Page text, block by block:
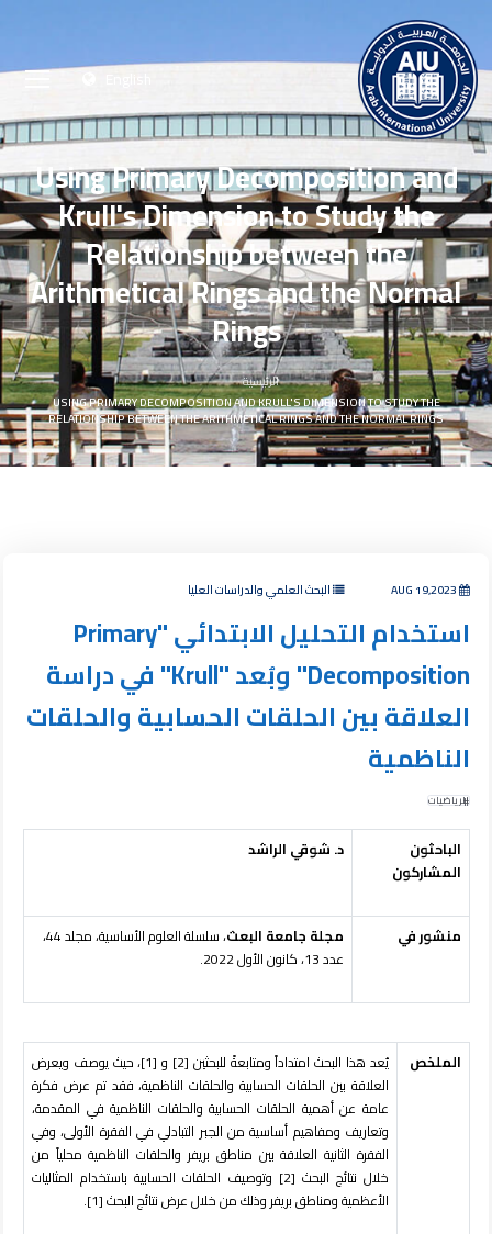
Using Primary Decomposition and
Krull's Dimension to Study the
Relationship between the
Arithmetical Rings and the Normal
Rings
الرئيسية
USING PRIMARY DECOMPOSITION AND KRULL'S DIMENSION TO STUDY THE
RELATIONSHIP BETWEEN THE ARITHMETICAL RINGS AND THE NORMAL RINGS
البحث العلمي والدراسات العليا
استخدام التحليل الابتدائي "Primary
Decomposition" وبُعد "Krull" في دراسة
العلاقة بين الحلقات الحسابية والحلقات
الناظمية
الرياضيات
الباحثون
المشاركون
د. شوقي الراشد
منشور في مجلة جامعة البعث
، سلسلة العلوم الأساسية، مجلد 44،
عدد 13، كانون الأول 2022.
الملخص يُعد هذا البحث امتداداً ومتابعةً للبحثين [2] و [1] ، حيث يوصف ويعرض
العلاقة بين الحلقات الحسابية والحلقات الناظمية، فقد تم عرض فكرة
عامة عن أهمية الحلقات الحسابية والحلقات الناظمية في المقدمة،
وتعاريف ومفاهيم أساسية من الجبر التبادلي في الفقرة الأولى، وفي
الفقرة الثانية العلاقة بين مناطق بريفر والحلقات الناظمية محلياً من
خلال نتائج البحث [2]
وتوصيف الحلقات الحسابية باستخدام المثاليات
الأعظمية ومناطق بريفر وذلك من خلال عرض نتائج البحث[1]
.